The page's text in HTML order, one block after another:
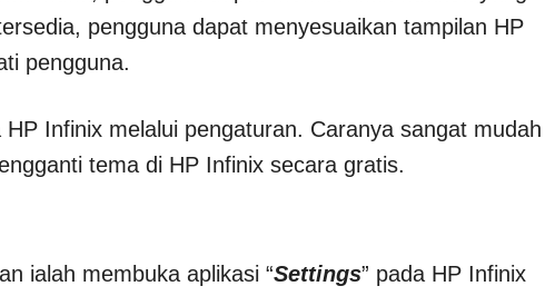
pengguna dapat menyesuaikan tampilan HP
pengguna.
Infinix melalui pengaturan. Caranya sangat mudah
tema di HP Infinix secara gratis.
ialah membuka aplikasi “Settings” pada HP Infinix